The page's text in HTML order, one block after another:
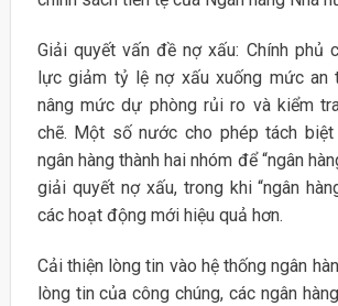
Giải quyết vấn đề nợ xấu: Chính phủ
lực giảm tỷ lệ nợ xấu xuống mức an
nâng mức dự phòng rủi ro và kiểm
chẽ. Một số nước cho phép tách
ngân hàng thành hai nhóm để “ngân
giải quyết nợ xấu, trong khi “ngân
các hoạt động mới hiệu quả hơn.
Cải thiện lòng tin vào hệ thống ngân
lòng tin của công chúng, các ngân